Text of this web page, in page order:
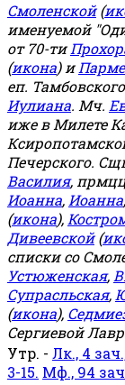
Смоленской(
именуемой
от 70-ти
(икона) и
еп.
Иулиана. Мч.
иже в Милете
Печерского.
Василия,
Иоанна, Иоанна,
(икона),
Дивеевской(
списки со
Устюженская,
Супрасльская,
(икона),
Сергиевой
Утр. - Лк., 4
3-15. Мф., 94